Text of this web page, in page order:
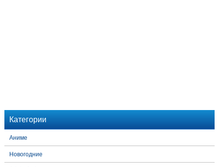
Категории
Аниме
Новогодние